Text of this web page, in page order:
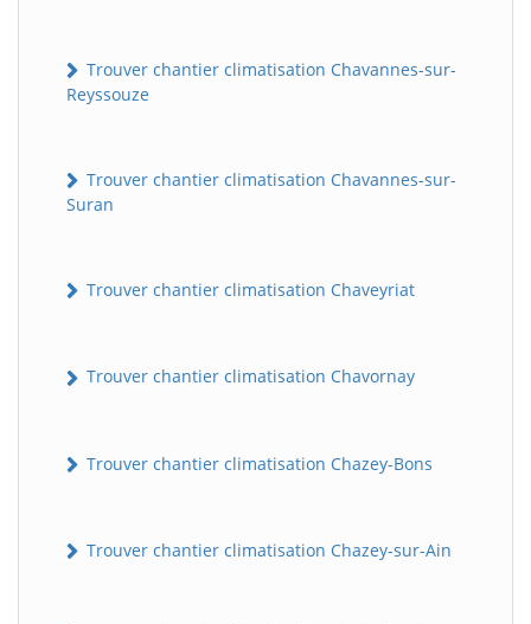
Trouver chantier climatisation Chavannes-sur-
Reyssouze
Trouver chantier climatisation Chavannes-sur-
Suran
Trouver chantier climatisation Chaveyriat
Trouver chantier climatisation Chavornay
Trouver chantier climatisation Chazey-Bons
Trouver chantier climatisation Chazey-sur-Ain